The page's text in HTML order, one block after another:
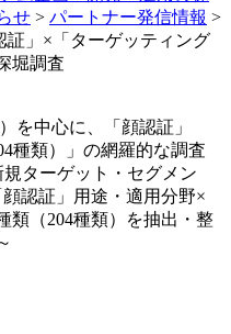
せ > パートナー発信情報 >
証」×「ターゲッティング
堀調査
を中心に、「顔認証」
種類）」の網羅的な調査
ターゲット・セグメン
認証」用途・適用分野×
類（204種類）を抽出・整